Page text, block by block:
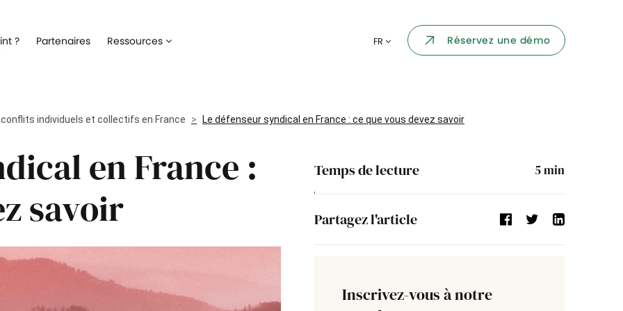
? Partenaires Ressources FR Réservez une démo
individuels et collectifs en France Le défenseur syndical en France : ce que vous devez savoir
en France :
savoir
Temps de lecture 5min
Partagez l'article
Inscrivez-vous à notre
la gestion de votre processus de
collaborateur
meilleur suivi des parcours de
de vos collaborateurs
Digitalisez les demandes et le suivi des
collaborateur